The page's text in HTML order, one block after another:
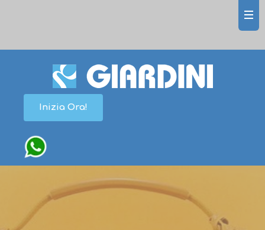
Inizia Ora!